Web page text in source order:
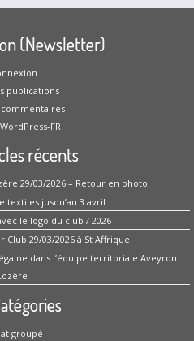
(Newsletter)
publications
commentaires
FR
récents
29/03/2026 – Retour en photo
textiles jusqu’au 3 avril
le logo du club / 2026
Club 29/03/2026 à St Affrique
dans l’équipe territoriale Aveyron
groupé